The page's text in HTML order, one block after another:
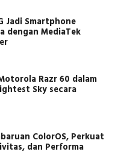
Jadi Smartphone
dengan MediaTek
Razr 60 dalam
Sky secara
ColorOS, Perkuat
dan Performa